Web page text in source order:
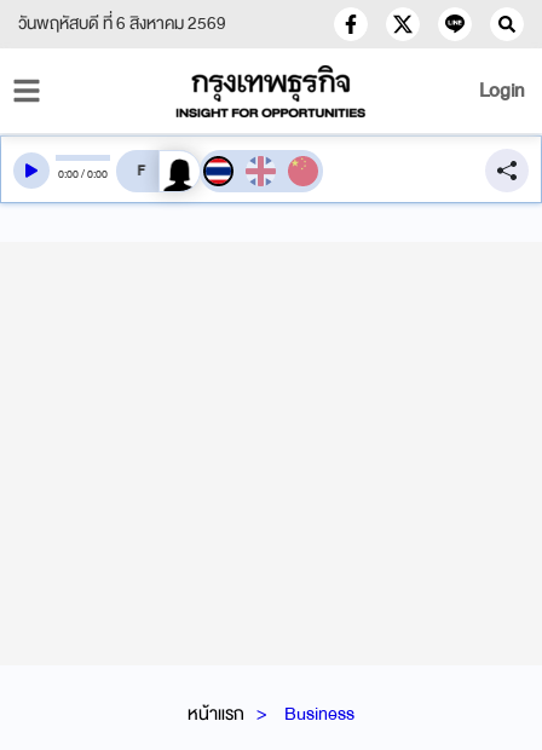
วันพฤหัสบดี ที่ 6 สิงหาคม 2569
Login
หน้าแรก Business
0:00/0:00 สลับเสียงอ่าน